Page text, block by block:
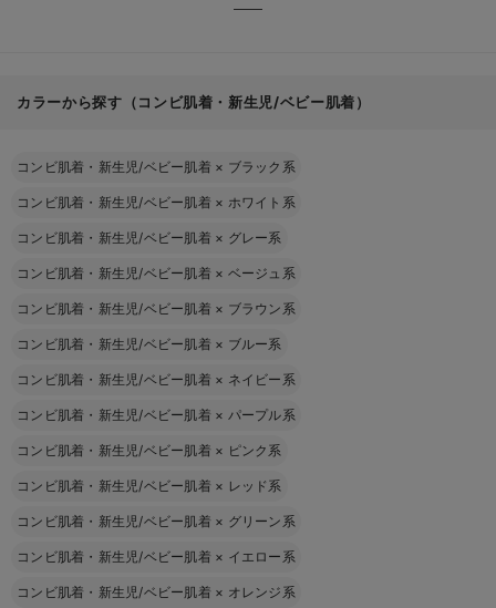
カラーから探す（コンビ肌着・新生児/ベビー肌着）
コンビ肌着・新生児/ベビー肌着 × ブラック系
コンビ肌着・新生児/ベビー肌着 × ホワイト系
コンビ肌着・新生児/ベビー肌着 × グレー系
コンビ肌着・新生児/ベビー肌着 × ベージュ系
コンビ肌着・新生児/ベビー肌着 × ブラウン系
コンビ肌着・新生児/ベビー肌着 × ブルー系
コンビ肌着・新生児/ベビー肌着 × ネイビー系
コンビ肌着・新生児/ベビー肌着 × パープル系
コンビ肌着・新生児/ベビー肌着 × ピンク系
コンビ肌着・新生児/ベビー肌着 × レッド系
コンビ肌着・新生児/ベビー肌着 × グリーン系
コンビ肌着・新生児/ベビー肌着 × イエロー系
コンビ肌着・新生児/ベビー肌着 × オレンジ系